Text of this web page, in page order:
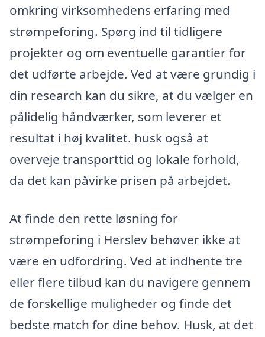
omkring virksomhedens erfaring med
strømpeforing. Spørg ind til tidligere
projekter og om eventuelle garantier for
det udførte arbejde. Ved at være grundig i
din research kan du sikre, at du vælger en
pålidelig håndværker, som leverer et
resultat i høj kvalitet. husk også at
overveje transporttid og lokale forhold,
da det kan påvirke prisen på arbejdet.
At finde den rette løsning for
strømpeforing i Herslev behøver ikke at
være en udfordring. Ved at indhente tre
eller flere tilbud kan du navigere gennem
de forskellige muligheder og finde det
bedste match for dine behov. Husk, at det